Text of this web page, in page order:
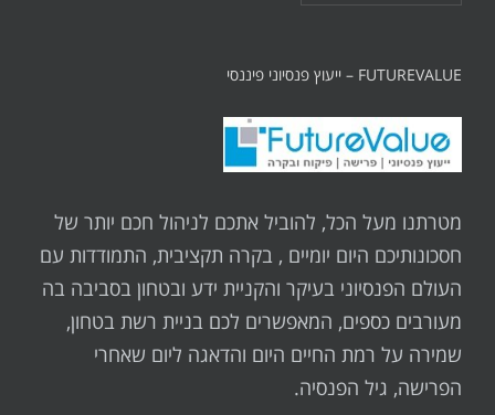
FUTUREVALUE – ייעוץ פנסיוני פיננסי
מטרתנו מעל הכל, להוביל אתכם לניהול חכם יותר של
חסכונותיכם היום יומיים , בקרה תקציבית, התמודדות עם
העולם הפנסיוני בעיקר והקניית ידע ובטחון בסביבה בה
מעורבים כספים, המאפשרים לכם בניית רשת בטחון,
שמירה על רמת החיים היום והדאגה ליום שאחרי
הפרישה, גיל הפנסיה.